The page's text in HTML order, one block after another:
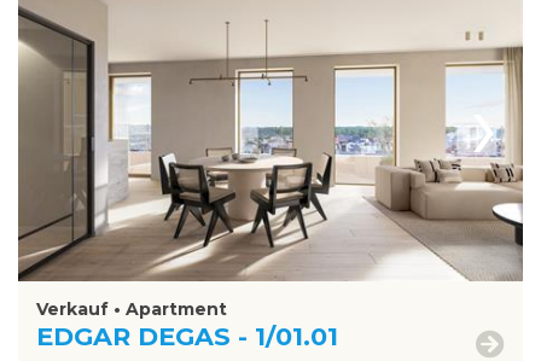
›
Verkauf • Apartment
EDGAR DEGAS - 1/01.01